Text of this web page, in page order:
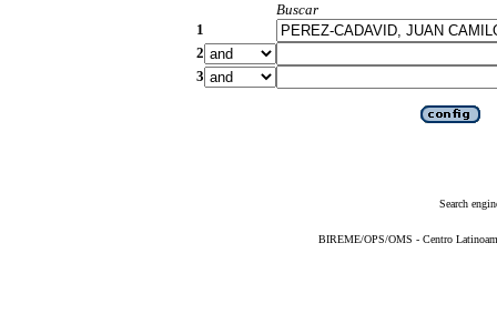
Buscar
1
2
3
Search
BIREME/OPS/OMS - Centro